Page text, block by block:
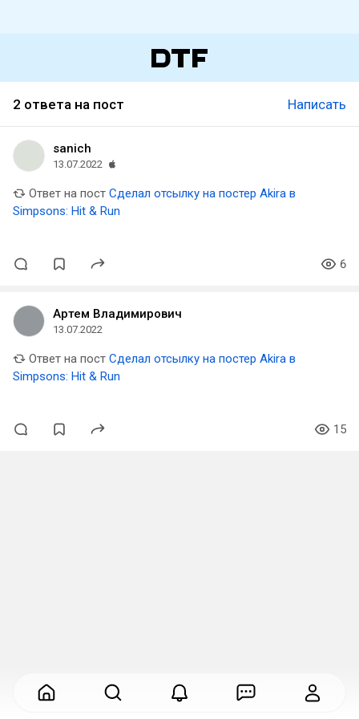
2 ответа на пост Написать
sanich
13.07.2022
Ответ на пост Сделал отсылку на постер Akira в
Simpsons: Hit & Run
6
Артем Владимирович
13.07.2022
Ответ на пост Сделал отсылку на постер Akira в
Simpsons: Hit & Run
15